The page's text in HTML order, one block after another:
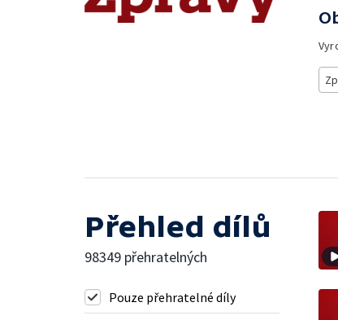
Přehled dílů
98349 přehratelných
Pouze přehratelné díly